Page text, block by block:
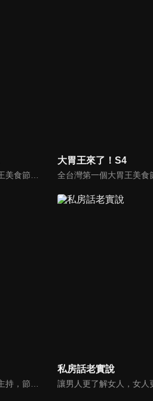
大胃王來了！S4
由曾國城與黃國倫主持，節目中邀請20位20歲以下青少年組成青春團，另一邊則為年紀相較成熟的藝人來賓為不老團，每集分別就一件青少年必定遇見的事件討論，看兩個不同年代的人們，所擁有的不同看法與立場。帶領讓觀眾一起回到那些年的青春歲月！
私房話老實說